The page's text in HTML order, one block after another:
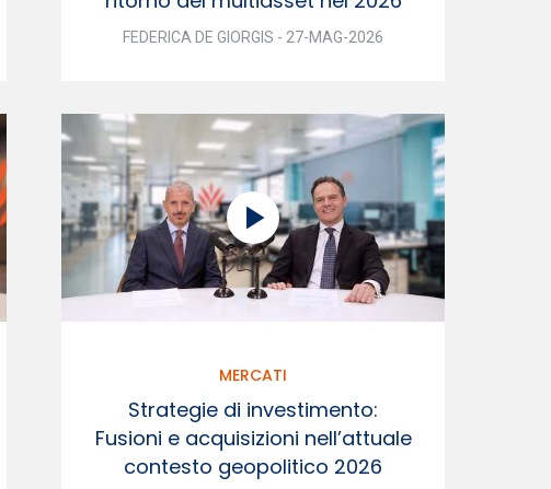
FEDERICA DE GIORGIS - 27-MAG-2026
MERCATI
Strategie di investimento:
Fusioni e acquisizioni nell’attuale
contesto geopolitico 2026